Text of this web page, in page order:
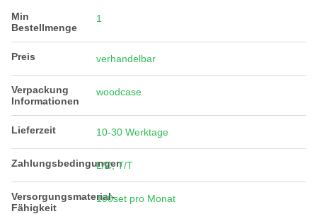
Min
Bestellmenge
1
Preis verhandelbar
Verpackung
Informationen
woodcase
Lieferzeit 10-30 Werktage
Zahlungsbedingungen
L/C, T/T
Versorgungsmaterial-
Fähigkeit
100set pro Monat